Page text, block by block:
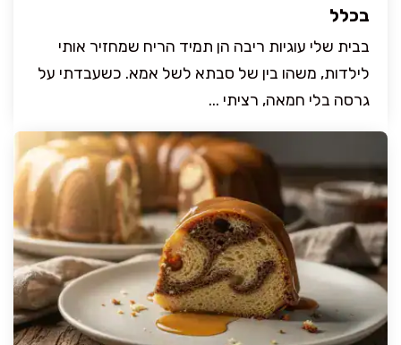
בכלל
בבית שלי עוגיות ריבה הן תמיד הריח שמחזיר אותי
לילדות, משהו בין של סבתא לשל אמא. כשעבדתי על
גרסה בלי חמאה, רציתי ...